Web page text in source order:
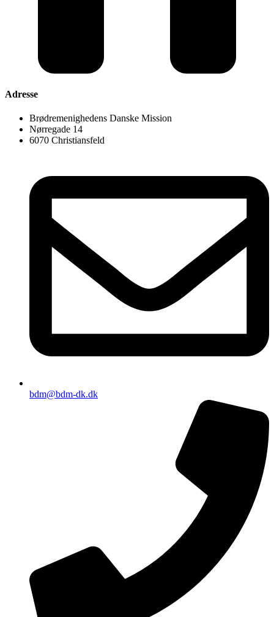
Adresse
Brødremenighedens Danske Mission
Nørregade 14
6070 Christiansfeld
bdm@bdm-dk.dk